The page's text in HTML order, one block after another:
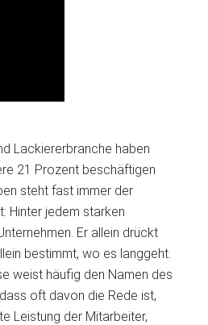
Lackiererbranche haben
21 Prozent beschäftigen
steht fast immer der
Hinter jedem starken
Er allein drückt
bestimmt, wo es langgeht.
weist häufig den Namen des
oft davon die Rede ist,
Leistung der Mitarbeiter,